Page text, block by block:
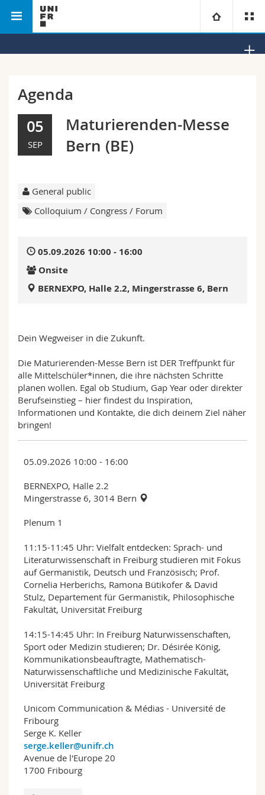
Campus
Research
Continuing education
Theology
Law
Humanities
Science and Medicine
You are
Prospective students
Medias
Employees
Ressources
Maps/Orientation
Webmail
MyUnifr
European Studies
Agenda
05
SEP
Maturierenden-Messe
Bern (BE)
General public
Colloquium / Congress / Forum
05.09.2026 10:00 - 16:00
Onsite
BERNEXPO, Halle 2.2, Mingerstrasse 6, Bern
Dein Wegweiser in die Zukunft.
Die Maturierenden-Messe Bern ist DER Treffpunkt für
alle Mittelschüler*innen, die ihre nächsten Schritte
planen wollen. Egal ob Studium, Gap Year oder direkter
Berufseinstieg – hier findest du Inspiration,
Informationen und Kontakte, die dich deinem Ziel näher
bringen!
05.09.2026 10:00 - 16:00
BERNEXPO, Halle 2.2
Mingerstrasse 6, 3014 Bern
Plenum 1
11:15-11:45 Uhr: Vielfalt entdecken: Sprach- und
Literaturwissenschaft in Freiburg studieren mit Fokus
auf Germanistik, Deutsch und Französisch; Prof.
Cornelia Herberichs, Ramona Bütikofer & David
Stulz, Departement für Germanistik, Philosophische
Fakultät, Universität Freiburg
14:15-14:45 Uhr: In Freiburg Naturwissenschaften,
Sport oder Medizin studieren; Dr. Désirée König,
Kommunikationsbeauftragte, Mathematisch-
Naturwissenschaftliche und Medizinische Fakultät,
Universität Freiburg
Unicom Communication & Médias - Université de
Fribourg
Serge K. Keller
serge.keller@unifr.ch
Avenue de l'Europe 20
1700 Fribourg